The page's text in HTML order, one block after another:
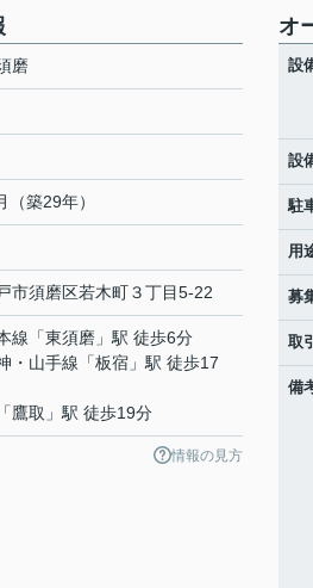
磨
（築29年）
市須磨区若木町３丁目5-22
線 「東須磨 」駅 徒歩6分
・山手線 「板宿 」駅 徒歩17
「鷹取 」駅 徒歩19分
情報の見方
オ
設
設
駐
用
募
取
備